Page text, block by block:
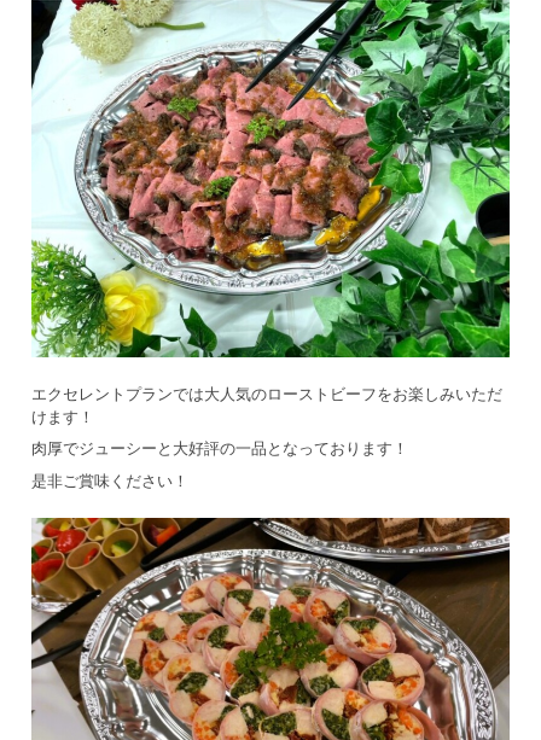
エクセレントプランでは大人気のローストビーフをお楽しみいただ
けます！
肉厚でジューシーと大好評の一品となっております！
是非ご賞味ください！